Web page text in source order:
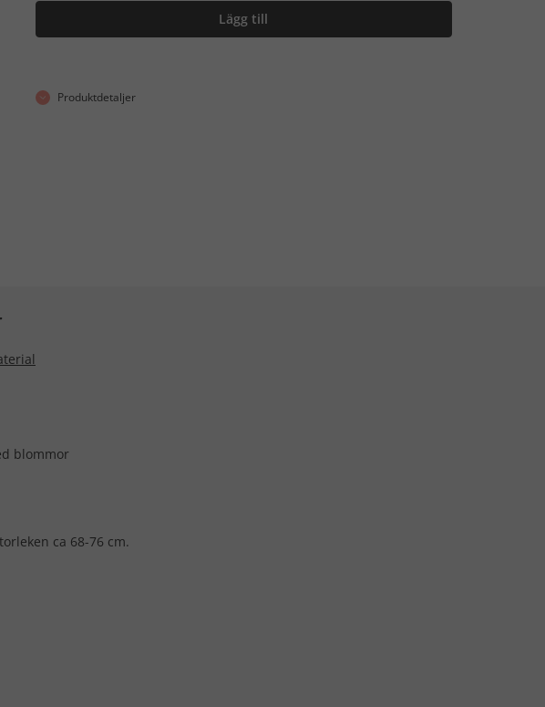
Lägg till
Produktdetaljer
blommor
ca 68-76 cm.